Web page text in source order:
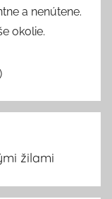
a nenútene.
okolie.
žilami